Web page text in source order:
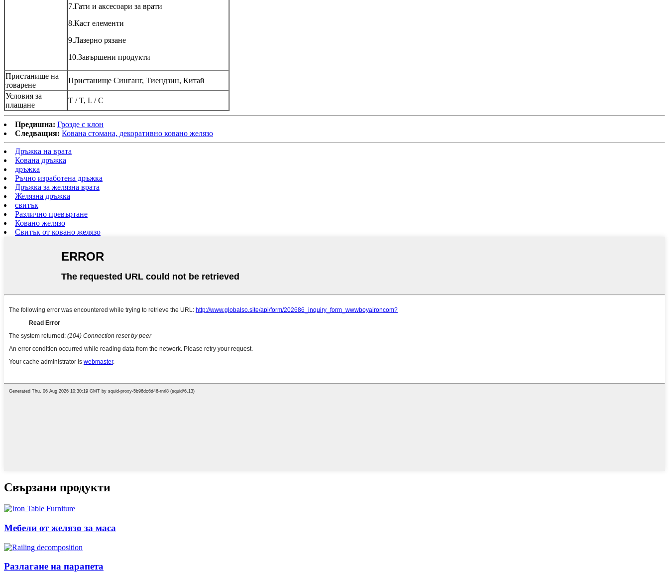
7.Гати и аксесоари за врати
8.Каст елементи
9.Лазерно рязане
10.Завършени продукти
Пристанище на
товарене
Пристанище Синганг, Тиендзин, Китай
Условия за
плащане
T / T, L / C
Предишна: Грозде с клон
Следващия: Кована стомана, декоративно ковано желязо
Дръжка на врата
Кована дръжка
дръжка
Ръчно изработена дръжка
Дръжка за желязна врата
Желязна дръжка
свитък
Различно превъртане
Ковано желязо
Свитък от ковано желязо
Свързани продукти
Мебели от желязо за маса
Разлагане на парапета